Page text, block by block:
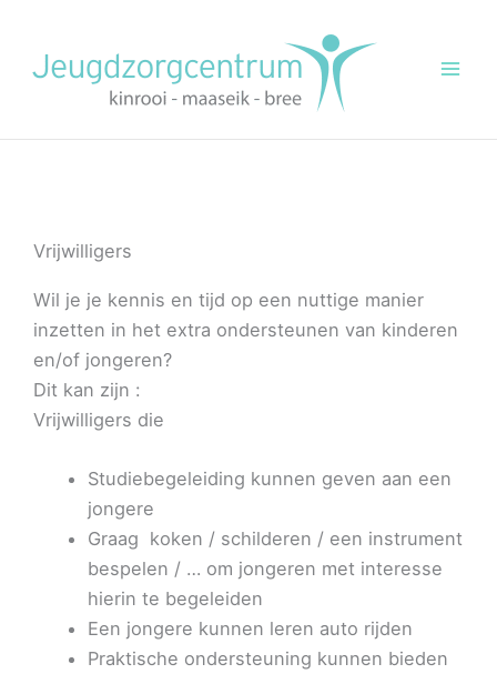
Vrijwilligers
Wil je je kennis en tijd op een nuttige manier
inzetten in het extra ondersteunen van kinderen
en/of jongeren?
Dit kan zijn :
Vrijwilligers die
Studiebegeleiding kunnen geven aan een
jongere
Graag koken / schilderen / een instrument
bespelen / … om jongeren met interesse
hierin te begeleiden
Een jongere kunnen leren auto rijden
Praktische ondersteuning kunnen bieden